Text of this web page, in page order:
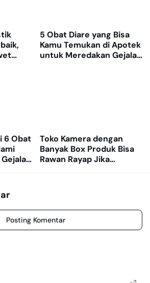
5 Obat Diare yang Bisa
Kamu Temukan di Apotek
untuk Meredakan Gejala
6 Obat
Toko Kamera dengan
Banyak Box Produk Bisa
Rawan Rayap Jika
Posting Komentar